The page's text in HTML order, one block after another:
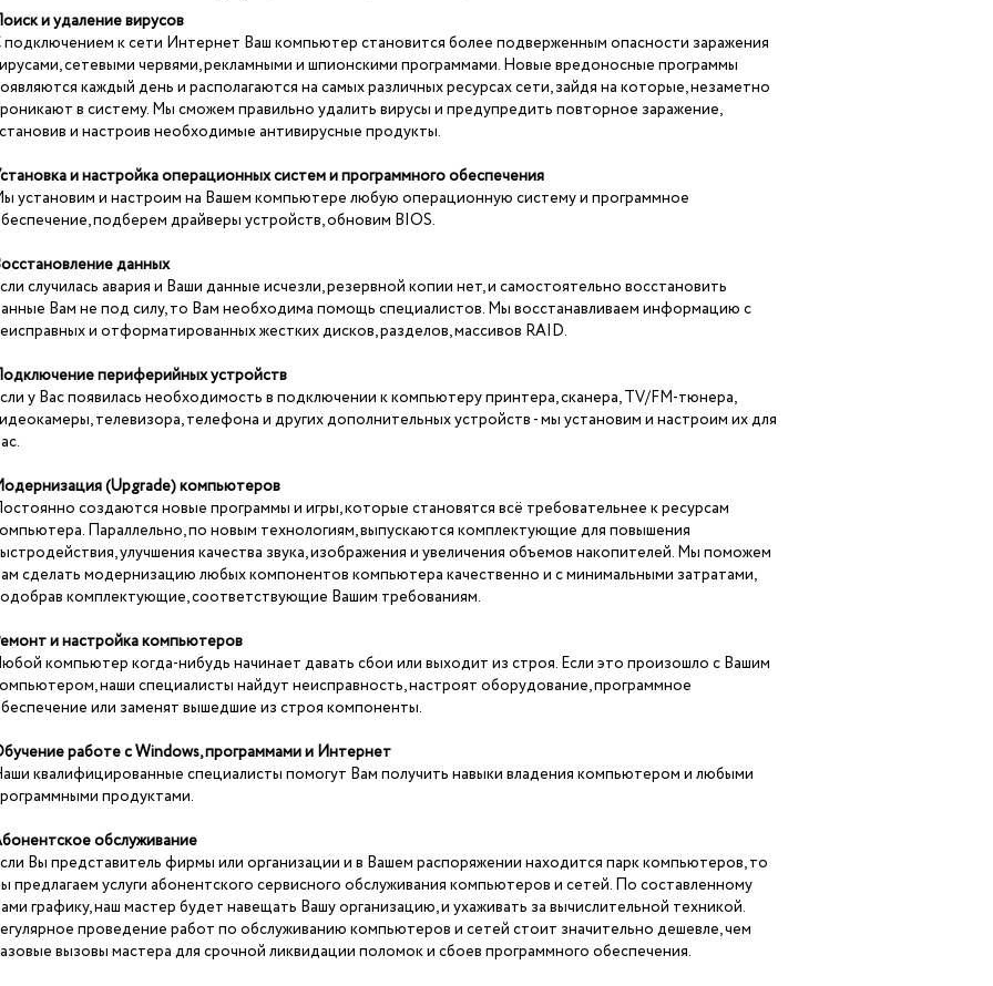
и удаление вирусов
подключением к сети Интернет Ваш компьютер становится более подверженным опасности заражения
сетевыми червями, рекламными и шпионскими программами. Новые вредоносные программы
каждый день и располагаются на самых различных ресурсах сети, зайдя на которые, незаметно
в систему. Мы сможем правильно удалить вирусы и предупредить повторное заражение,
и настроив необходимые антивирусные продукты.
и настройка операционных систем и программного обеспечения
установим и настроим на Вашем компьютере любую операционную систему и программное
подберем драйверы устройств, обновим BIOS.
данных
случилась авария и Ваши данные исчезли, резервной копии нет, и самостоятельно восстановить
Вам не под силу, то Вам необходима помощь специалистов. Мы восстанавливаем информацию с
и отформатированных жестких дисков, разделов, массивов RAID.
периферийных устройств
у Вас появилась необходимость в подключении к компьютеру принтера, сканера, TV/FM-тюнера,
телевизора, телефона и других дополнительных устройств - мы установим и настроим их для
(Upgrade) компьютеров
создаются новые программы и игры, которые становятся всё требовательнее к ресурсам
Параллельно, по новым технологиям, выпускаются комплектующие для повышения
улучшения качества звука, изображения и увеличения объемов накопителей. Мы поможем
сделать модернизацию любых компонентов компьютера качественно и с минимальными затратами,
комплектующие, соответствующие Вашим требованиям.
и настройка компьютеров
компьютер когда-нибудь начинает давать сбои или выходит из строя. Если это произошло с Вашим
наши специалисты найдут неисправность, настроят оборудование, программное
или заменят вышедшие из строя компоненты.
работе с Windows, программами и Интернет
квалифицированные специалисты помогут Вам получить навыки владения компьютером и любыми
продуктами.
обслуживание
Вы представитель фирмы или организации и в Вашем распоряжении находится парк компьютеров, то
предлагаем услуги абонентского сервисного обслуживания компьютеров и сетей. По составленному
графику, наш мастер будет навещать Вашу организацию, и ухаживать за вычислительной техникой.
проведение работ по обслуживанию компьютеров и сетей стоит значительно дешевле, чем
вызовы мастера для срочной ликвидации поломок и сбоев программного обеспечения.